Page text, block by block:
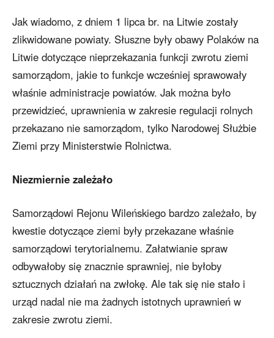
Jak wiadomo, z dniem 1 lipca br. na Litwie zostały
zlikwidowane powiaty. Słuszne były obawy Polaków na
Litwie dotyczące nieprzekazania funkcji zwrotu ziemi
samorządom, jakie to funkcje wcześniej sprawowały
właśnie administracje powiatów. Jak można było
przewidzieć, uprawnienia w zakresie regulacji rolnych
przekazano nie samorządom, tylko Narodowej Służbie
Ziemi przy Ministerstwie Rolnictwa.
Niezmiernie zależało
Samorządowi Rejonu Wileńskiego bardzo zależało, by
kwestie dotyczące ziemi były przekazane właśnie
samorządowi terytorialnemu. Załatwianie spraw
odbywałoby się znacznie sprawniej, nie byłoby
sztucznych działań na zwłokę. Ale tak się nie stało i
urząd nadal nie ma żadnych istotnych uprawnień w
zakresie zwrotu ziemi.